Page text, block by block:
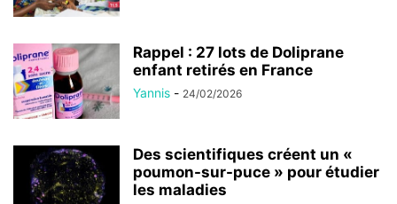
Rappel : 27 lots de Doliprane
enfant retirés en France
Yannis - 24/02/2026
Des scientifiques créent un «
poumon-sur-puce » pour étudier
les maladies